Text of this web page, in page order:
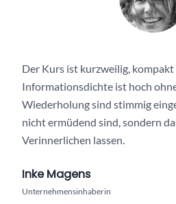
Der Kurs ist kurzweilig,
Informationsdichte ist hoch
Wiederholung sind stimmig
nicht ermüdend sind, sondern
Verinnerlichen lassen.
Inke Magens
Unternehmensinhaberin